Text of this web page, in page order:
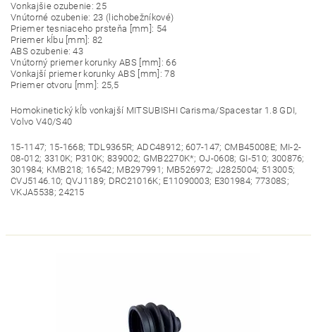
Vonkajšie ozubenie: 25
Vnútorné ozubenie: 23 (lichobežníkové)
Priemer tesniaceho prsteňa [mm]: 54
Priemer kĺbu [mm]: 82
ABS ozubenie: 43
Vnútorný priemer korunky ABS [mm]: 66
Vonkajší priemer korunky ABS [mm]: 78
Priemer otvoru [mm]: 25,5
Homokinetický kĺb vonkajší MITSUBISHI Carisma/Spacestar 1.8 GDI,
Volvo V40/S40
15-1147; 15-1668; TDL9365R; ADC48912; 607-147; CMB45008E; MI-2-
08-012; 3310K; P310K; 839002; GMB2270K*; OJ-0608; GI-510; 300876;
301984; KMB218; 16542; MB297991; MB526972; J2825004; 513005;
CVJ5146.10; QVJ1189; DRC21016K; E11090003; E301984; 77308S;
VKJA5538; 24215